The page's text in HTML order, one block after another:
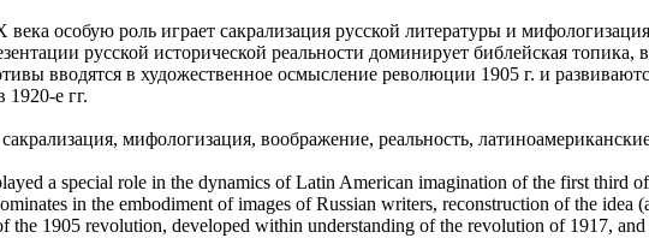
особую роль играет сакрализация русской литературы и
русской исторической реальности доминирует библейская топика,
вводятся в художественное осмысление революции 1905 г. и
1920-е гг.
мифологизация, воображение, реальность,
a special role in the dynamics of Latin American imagination of the first third
in the embodiment of images of Russian writers, reconstruction of the idea
1905 revolution, developed within understanding of the revolution of 1917,